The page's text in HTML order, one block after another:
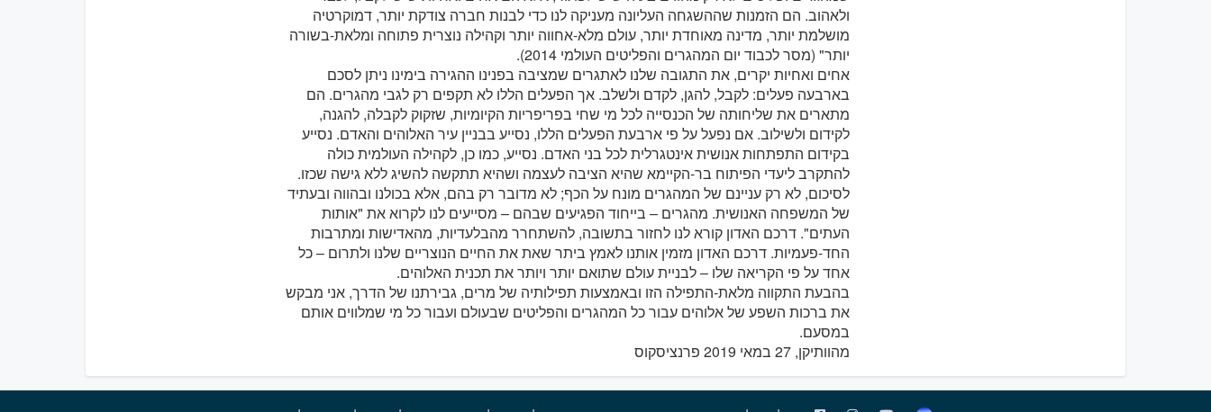
ולאהוב. הם הזמנות שההשגחה העליונה מעניקה לנו כדי לבנות חברה צודקת יותר, דמוקרטיה
מושלמת יותר, מדינה מאוחדת יותר, עולם מלא-אחווה יותר וקהילה נוצרית פתוחה ומלאת-בשורה
יותר" (מסר לכבוד יום המהגרים והפליטים העולמי 2014).
אחים ואחיות יקרים, את התגובה שלנו לאתגרים שמציבה בפנינו ההגירה בימינו ניתן לסכם
בארבעה פעלים: לקבל, להגן, לקדם ולשלב. אך הפעלים הללו לא תקפים רק לגבי מהגרים. הם
מתארים את שליחותה של הכנסייה לכל מי שחי בפריפריות הקיומיות, שזקוק לקבלה, להגנה,
לקידום ולשילוב. אם נפעל על פי ארבעת הפעלים הללו, נסייע בבניין עיר האלוהים והאדם. נסייע
בקידום התפתחות אנושית אינטגרלית לכל בני האדם. נסייע, כמו כן, לקהילה העולמית כולה
להתקרב ליעדי הפיתוח בר-הקיימא שהיא הציבה לעצמה ושהיא תתקשה להשיג ללא גישה שכזו.
לסיכום, לא רק עניינם של המהגרים מונח על הכף; לא מדובר רק בהם, אלא בכולנו ובהווה ובעתיד
של המשפחה האנושית. מהגרים – בייחוד הפגיעים שבהם – מסייעים לנו לקרוא את "אותות
העתים". דרכם האדון קורא לנו לחזור בתשובה, להשתחרר מהבלעדיות, מהאדישות ומתרבות
החד-פעמיות. דרכם האדון מזמין אותנו לאמץ ביתר שאת את החיים הנוצריים שלנו ולתרום – כל
אחד על פי הקריאה שלו – לבניית עולם שתואם יותר ויותר את תכנית האלוהים.
בהבעת התקווה מלאת-התפילה הזו ובאמצעות תפילותיה של מרים, גבירתנו של הדרך, אני מבקש
את ברכות השפע של אלוהים עבור כל המהגרים והפליטים שבעולם ועבור כל מי שמלווים אותם
במסעם.
מהוותיקן, 27 במאי 2019 פרנציסקוס